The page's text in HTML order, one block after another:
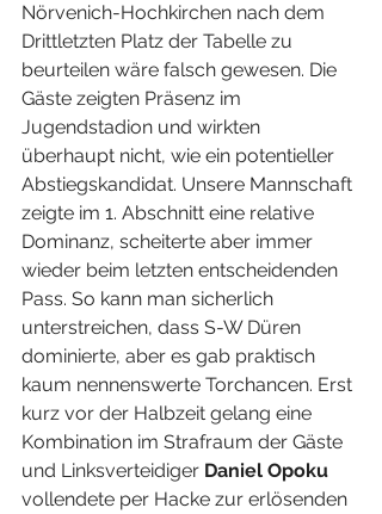
Nörvenich-Hochkirchen nach dem
Drittletzten Platz der Tabelle zu
beurteilen wäre falsch gewesen. Die
Gäste zeigten Präsenz im
Jugendstadion und wirkten
überhaupt nicht, wie ein potentieller
Abstiegskandidat. Unsere Mannschaft
zeigte im 1. Abschnitt eine relative
Dominanz, scheiterte aber immer
wieder beim letzten entscheidenden
Pass. So kann man sicherlich
unterstreichen, dass S-W Düren
dominierte, aber es gab praktisch
kaum nennenswerte Torchancen. Erst
kurz vor der Halbzeit gelang eine
Kombination im Strafraum der Gäste
und Linksverteidiger Daniel Opoku
vollendete per Hacke zur erlösenden